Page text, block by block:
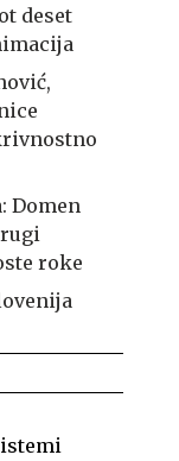
deset
Domen
roke